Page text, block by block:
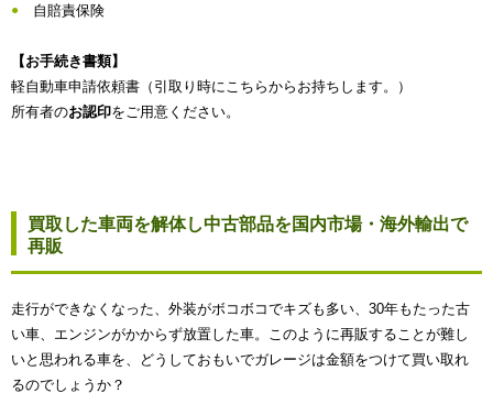
自賠責保険
【お手続き書類】
軽自動車申請依頼書（引取り時にこちらからお持ちします。）
所有者のお認印をご用意ください。
買取した車両を解体し中古部品を国内市場・海外輸出で
再販
走行ができなくなった、外装がボコボコでキズも多い、30年もたった古
い車、エンジンがかからず放置した車。このように再販することが難し
いと思われる車を、どうしておもいでガレージは金額をつけて買い取れ
るのでしょうか？